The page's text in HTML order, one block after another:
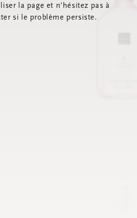
la page et n’hésitez pas à
si le problème persiste.